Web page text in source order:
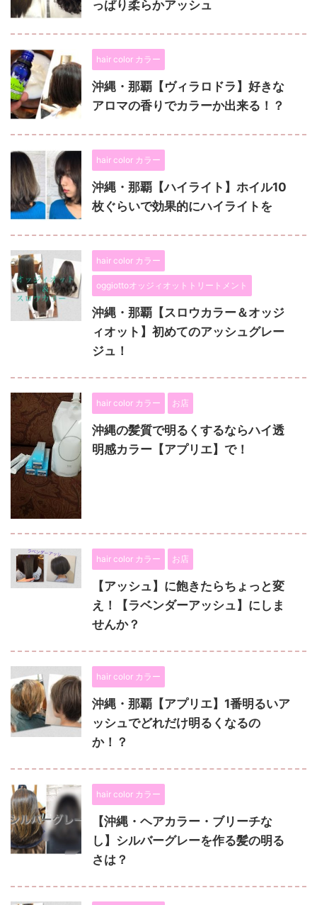
っぱり柔らかアッシュ
hair color カラー
沖縄・那覇【ヴィラロドラ】好きな
アロマの香りでカラーか出来る！？
hair color カラー
沖縄・那覇【ハイライト】ホイル10
枚ぐらいで効果的にハイライトを
hair color カラー
oggiottoオッジィオットトリートメント
沖縄・那覇【スロウカラー＆オッジ
ィオット】初めてのアッシュグレー
ジュ！
hair color カラー お店
沖縄の髪質で明るくするならハイ透
明感カラー【アプリエ】で！
hair color カラー お店
【アッシュ】に飽きたらちょっと変
え！【ラベンダーアッシュ】にしま
せんか？
hair color カラー
沖縄・那覇【アプリエ】1番明るいア
ッシュでどれだけ明るくなるの
か！？
hair color カラー
【沖縄・ヘアカラー・ブリーチな
し】シルバーグレーを作る髪の明る
さは？